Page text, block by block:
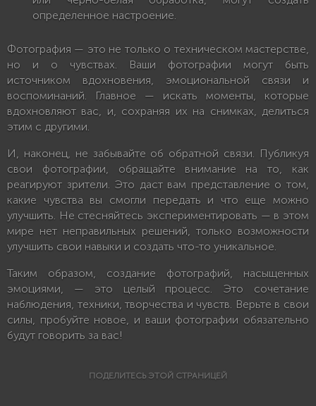
определенное настроение.
Фотография — это не только о техническом мастерстве,
но и о чувствах. Ваши фотографии могут быть
источником вдохновения, эмоциональной связи и
воспоминаний. Главное — искать моменты, которые
вдохновляют вас, и, сохраняя их на снимках, делиться
этим с другими.
И, наконец, не забывайте об обратной связи. Публикуя
свои фотографии, обращайте внимание на то, как
реагируют зрители. Это даст вам представление о том,
какие чувства вы смогли передать и что еще можно
улучшить. Не стесняйтесь экспериментировать — в этом
мире нет неправильных решений, только возможности
улучшить свои навыки и создать что-то уникальное.
Таким образом, создание фотографий, насыщенных
эмоциями, — это целый процесс. Это сочетание
наблюдения, техники, творчества и чувств. Верьте в свои
силы, пробуйте новое, и ваши фотографии обязательно
будут говорить за вас!
ПОДЕЛИТЕСЬ ЭТОЙ СТРАНИЦЕЙ